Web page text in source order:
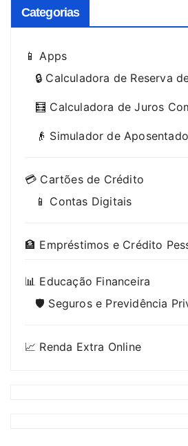
Categorias
📱 Apps
🔒 Calculadora de Reserva
🧮 Calculadora de Juros
👴 Simulador de
💳 Cartões de Crédito
📱 Contas Digitais
🏦 Empréstimos e Crédito
📊 Educação Financeira
🛡️ Seguros e Previdência
📈 Renda Extra Online